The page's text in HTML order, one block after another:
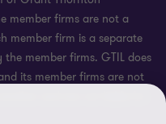
member firms are not a
member firm is a separate
member firms. GTIL does
its member firms are not